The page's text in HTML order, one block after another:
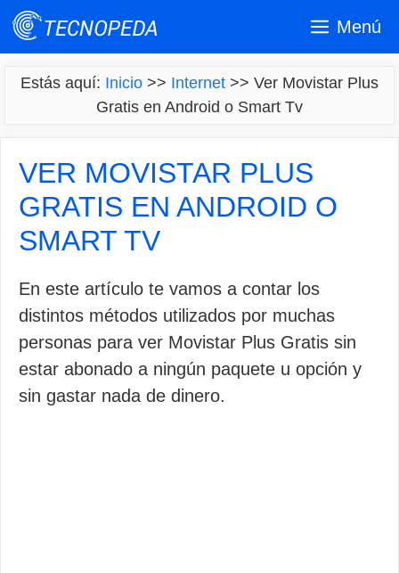
Saltar
Menú
Estás aquí: Inicio >> Internet >> Ver Movistar Plus
Gratis en Android o Smart Tv
VER MOVISTAR PLUS
GRATIS EN ANDROID O
SMART TV
En este artículo te vamos a contar los
distintos métodos utilizados por muchas
personas para ver Movistar Plus Gratis sin
estar abonado a ningún paquete u opción y
sin gastar nada de dinero.